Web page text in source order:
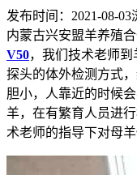
发布时间：2021-08-03
内蒙古兴安盟羊养殖
V50，我们技术老师
探头的体外检测方式
胆小，人靠近的时候
羊，在有繁育人员进
术老师的指导下对母羊